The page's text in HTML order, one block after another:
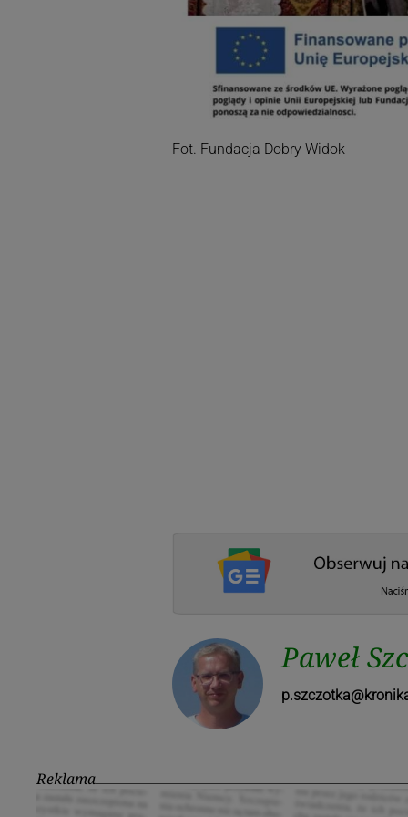
Fot. Fundacja Dobry Widok
Paweł
Reklama